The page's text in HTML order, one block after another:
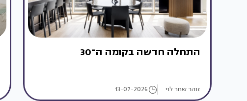
התחלה חדשה בקומה ה־30
זוהר שחר לוי 13-07-2026